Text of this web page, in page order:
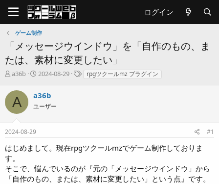
ログイン
ゲーム制作
「メッセージウインドウ」を「自作のもの、ま
たは、素材に変更したい」
T
r
e
a
s
t
a
r
t
e
r
a36b
開
2024-08-29
タrpgツクールmz プラグイン
A a36b
ユーザー
2024-08-29 #1
はじめまして。現在rpgツクールmzでゲーム制作しておりま
す。
そこで、悩んでいるのが『元の「メッセージウインドウ」から
「自作のもの、または、素材に変更したい」という点』です。